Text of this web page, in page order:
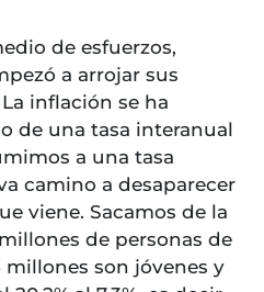
de esfuerzos,
a arrojar sus
inflación se ha
de una tasa interanual
a una tasa
camino a desaparecer
viene. Sacamos de la
de personas de
millones son jóvenes y